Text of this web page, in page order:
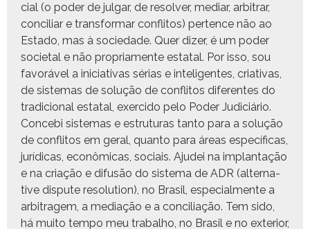
cial (o poder de jul­gar, de resolver, medi­ar, arbi­trar,
con­cil­iar e trans­for­mar con­fli­tos) per­tence não ao
Esta­do, mas à sociedade. Quer diz­er, é um poder
soci­etal e não pro­pri­a­mente estatal. Por isso, sou
favoráv­el a ini­cia­ti­vas sérias e inteligentes, cria­ti­vas,
de sis­temas de solução de con­fli­tos difer­entes do
tradi­cional estatal, exer­ci­do pelo Poder Judi­ciário.
Con­ce­bi sis­temas e estru­turas tan­to para a solução
de con­fli­tos em ger­al, quan­to para áreas especí­fi­cas,
jurídi­cas, econômi­cas, soci­ais. Ajudei na implan­tação
e na cri­ação e difusão do sis­tema de ADR (alter­na­
tive dis­pute res­o­lu­tion), no Brasil, espe­cial­mente a
arbi­tragem, a medi­ação e a con­cil­i­ação. Tem sido,
há muito tem­po meu tra­bal­ho, no Brasil e no exte­ri­or,